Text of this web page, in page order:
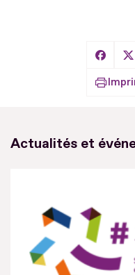
Actualités et